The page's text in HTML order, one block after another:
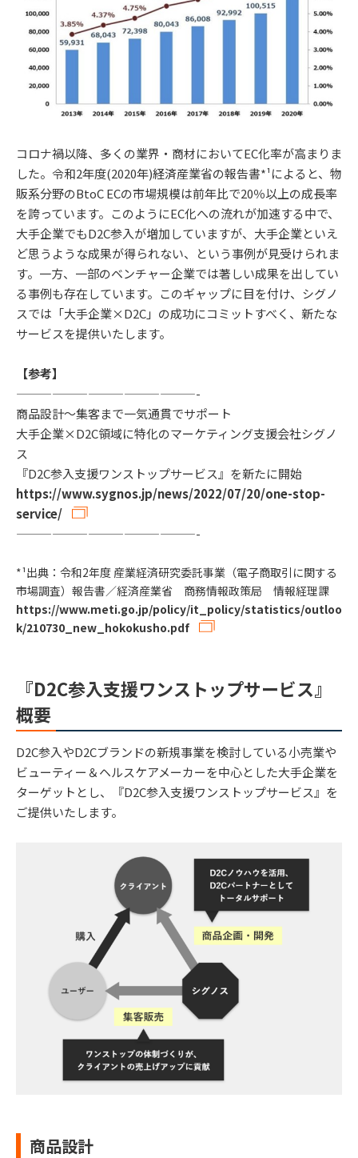
コロナ禍以降、多くの業界・商材においてEC化率が高まりま
した。令和2年度(2020年)経済産業省の報告書*¹によると、物
販系分野のBtoC ECの市場規模は前年比で20％以上の成長率
を誇っています。このようにEC化への流れが加速する中で、
大手企業でもD2C参入が増加していますが、大手企業といえ
ど思うような成果が得られない、という事例が見受けられま
す。一方、一部のベンチャー企業では著しい成果を出してい
る事例も存在しています。このギャップに目を付け、シグノ
スでは「大手企業×D2C」の成功にコミットすべく、新たな
サービスを提供いたします。
【参考】
———————————————-
商品設計～集客まで一気通貫でサポート
大手企業×D2C領域に特化のマーケティング支援会社シグノ
ス
『D2C参入支援ワンストップサービス』を新たに開始
https://www.sygnos.jp/news/2022/07/20/one-stop-
service/
​———————————————-
*¹出典：令和2年度 産業経済研究委託事業（電子商取引に関する
市場調査）報告書／経済産業省 商務情報政策局 情報経理課
https://www.meti.go.jp/policy/it_policy/statistics/outloo
k/210730_new_hokokusho.pdf
『D2C参入支援ワンストップサービス』
概要
D2C参入やD2Cブランドの新規事業を検討している小売業や
ビューティー＆ヘルスケアメーカーを中心とした大手企業を
ターゲットとし、『D2C参入支援ワンストップサービス』を
ご提供いたします。
商品設計